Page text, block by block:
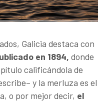
Galicia destaca con
en 1894, donde
calificándola de
y la merluza es el
o por mejor decir, el